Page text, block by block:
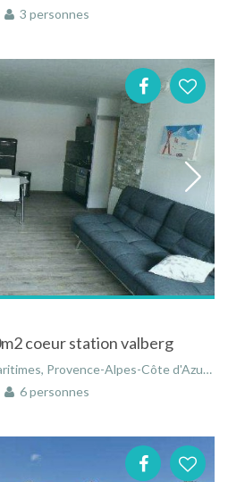
3 personnes
coeur station valberg
Provence-Alpes-Côte d'Azur, France
6 personnes